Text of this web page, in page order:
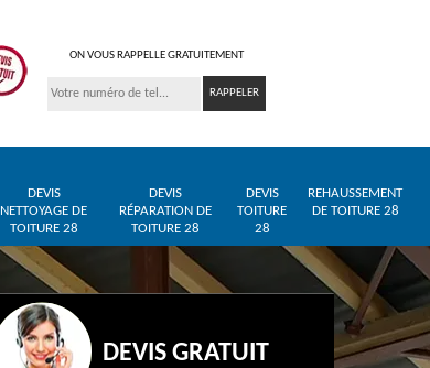
ON VOUS RAPPELLE GRATUITEMENT
DEVIS
NETTOYAGE DE
TOITURE 28
DEVIS
RÉPARATION DE
TOITURE 28
DEVIS
TOITURE
28
REHAUSSEMENT
DE TOITURE 28
DEVIS GRATUIT